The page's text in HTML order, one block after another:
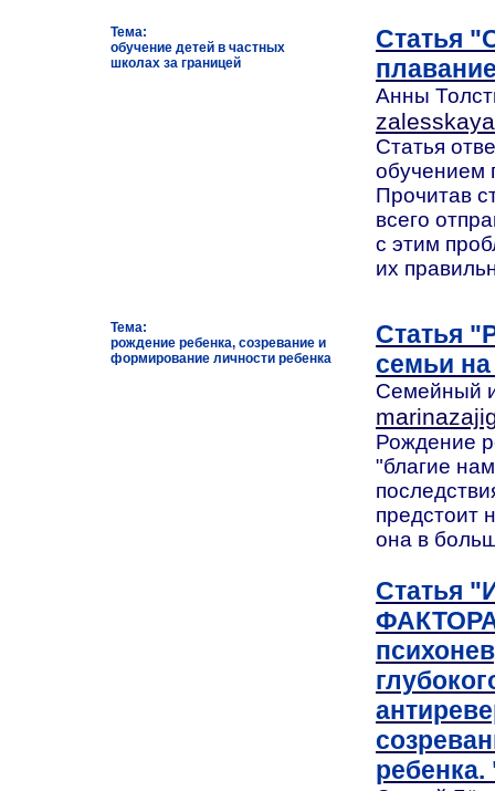
Тема:
обучение детей в частных
школах за границей
Статья
Анны
Статья
обучением
Прочитав
всего
с этим
их
Тема:
рождение ребенка, созревание и
формирование личности ребенка
Статья
семьи
Семейный
Рождение
"благие
предстоит
она в
Статья
ребенка.